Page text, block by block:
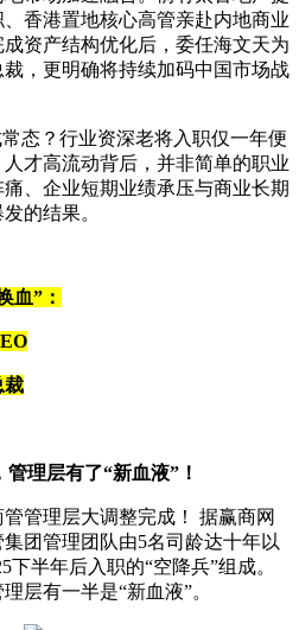
香港置地核心高管亲赴内地商业
资产结构优化后，委任海文天为
，更明确将持续加码中国市场战
态？行业资深老将入职仅一年便
才高流动背后，并非简单的职业
、企业短期业绩承压与商业长期
的结果。
血”：
裁
理层有了“新血液”！
管理层大调整完成！ 据赢商网
团管理团队由5名司龄达十年以
下半年后入职的“空降兵”组成。
层有一半是“新血液”。